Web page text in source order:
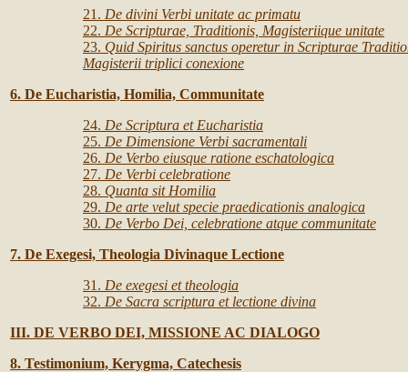
21. De divini Verbi unitate ac primatu
22. De Scripturae, Traditionis, Magisteriique unitate
23. Quid Spiritus sanctus operetur in Scripturae
Magisterii triplici conexione
6. De Eucharistia, Homilia, Communitate
24. De Scriptura et Eucharistia
25. De Dimensione Verbi sacramentali
26. De Verbo eiusque ratione eschatologica
27. De Verbi celebratione
28. Quanta sit Homilia
29. De arte velut specie praedicationis analogica
30. De Verbo Dei, celebratione atque communitate
7. De Exegesi, Theologia Divinaque Lectione
31. De exegesi et theologia
32. De Sacra scriptura et lectione divina
III. DE VERBO DEI, MISSIONE AC DIALOGO
8. Testimonium, Kerygma, Catechesis